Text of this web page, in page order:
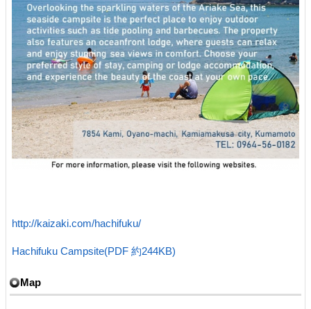
http://kaizaki.com/hachifuku/
Hachifuku Campsite(PDF 約244KB)
Map